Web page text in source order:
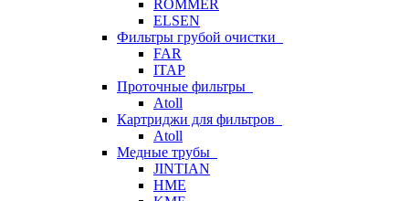
ROMMER
ELSEN
Фильтры грубой очистки
FAR
ITAP
Проточные фильтры
Atoll
Картриджи для фильтров
Atoll
Медные трубы
JINTIAN
HME